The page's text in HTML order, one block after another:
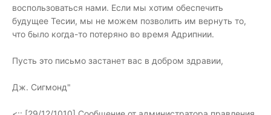
воспользоваться нами. Если мы хотим обеспечить
будущее Тесии, мы не можем позволить им вернуть то,
что было когда-то потеряно во время Адрипнии.
Пусть это письмо застанет вас в добром здравии,
Дж. Сигмонд"